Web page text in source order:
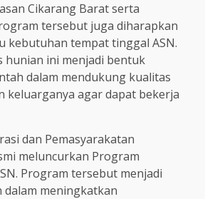
Cikarang Barat serta
tersebut juga diharapkan
kebutuhan tempat tinggal ASN.
hunian ini menjadi bentuk
dalam mendukung kualitas
keluarganya agar dapat bekerja
dan Pemasyarakatan
meluncurkan Program
Program tersebut menjadi
dalam meningkatkan